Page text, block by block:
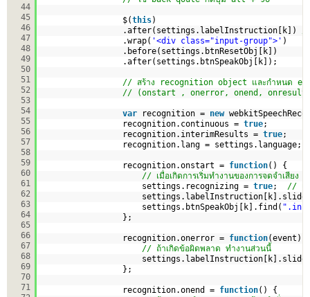
44
45
46
47
48
49
50
51
52
53
54
55
56
57
58
59
60
61
62
63
64
65
66
67
68
69
70
71
$(this)
.after(settings.labelInstruction[k])
.wrap( '<div class="input-group">' )
.before(settings.btnResetObj[k])
// สร้าง recognition object และกำหนด
// (onstart , onerror, onend,
var recognition = new
recognition.continuous = true
recognition.interimResults = true
recognition.lang =
recognition.onstart = function() {
// เมื่อเกิดการเริ่มทำงานของการจดจำเ
settings.recognizing = true; // เป
settings.btnSpeakObj[k].find(
};
recognition.onerror = function(event)
// ถ้าเกิดข้อผิดพลาด ทำงานส่วนนี้
};
recognition.onend = function() {